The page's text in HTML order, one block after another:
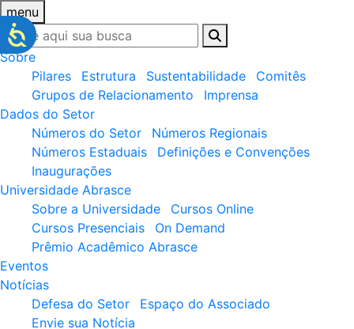
menu
Sobre
Pilares
Estrutura Sustentabilidade
Comitês
Grupos de Relacionamento
Imprensa
Dados do Setor
Números do Setor
Números Regionais
Números Estaduais
Definições e Convenções
Inaugurações
Universidade Abrasce
Sobre a Universidade
Cursos Online
Cursos Presenciais
On Demand
Prêmio Acadêmico Abrasce
Eventos
Notícias
Defesa do Setor
Espaço do Associado
Envie sua Notícia